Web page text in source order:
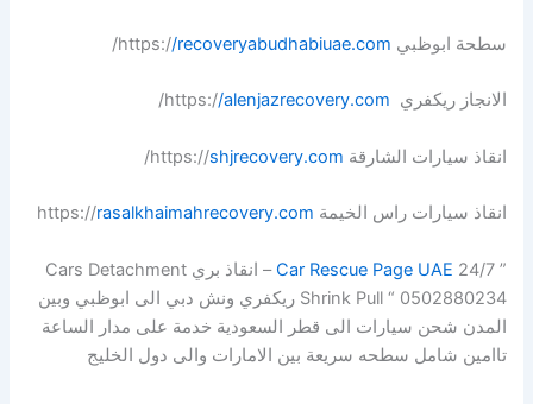
سطحة ابوظبي https:/ /recoveryabudhabiuae.com
/
الانجاز ريكفري https:/ /alenjazrecovery.com
/
انقاذ سيارات الشارقة https:// shjrecovery.com
/
انقاذ سيارات راس الخيمة https:// rasalkhaimahrecovery.com
”
Car Rescue Page UAE
24/7 – انقاذ بري Cars Detachment
Shrink Pull “ 0502880234 ريكفري ونش دبي الى ابوظبي وبين
المدن شحن سيارات الى قطر السعودية خدمة على مدار الساعة
تاامين شامل سطحه سريعة بين الامارات والى دول الخليج